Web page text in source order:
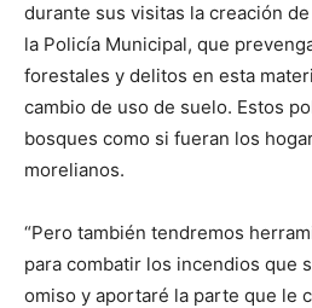
durante sus visitas la creación
la Policía Municipal, que
forestales y delitos en esta
cambio de uso de suelo. Estos
bosques como si fueran los
morelianos.
“Pero también tendremos
para combatir los incendios que
omiso y aportaré la parte que le